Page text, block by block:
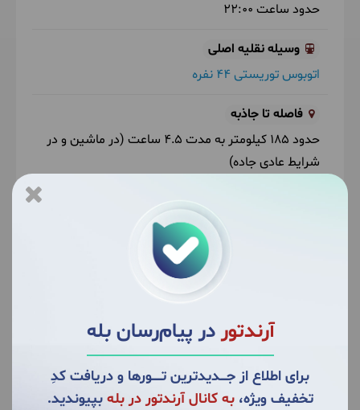
آرندتوردر پیام‌رسان بله
برای اطلاع از جــــدیدترین تــــــورها و دریافت کدِ
تخفیف ویژه،به کانال آرندتور در بله بپیوندید.
حدود ساعت 22:00
وسیله نقلیه اصلی
اتوبوس توریستی 44 نفره
فاصله تا جاذبه
حدود 185 کیلومتر به مدت 4.5 ساعت (در ماشین و در
شرایط عادی جاده)
حدود 4 ساعت پیاده روی با شیب متوسط